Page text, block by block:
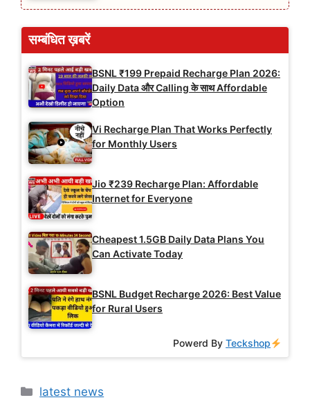
सम्बंधित ख़बरें
BSNL ₹199 Prepaid Recharge Plan 2026:
Daily Data और Calling के साथ Affordable
Option
Vi Recharge Plan That Works Perfectly
for Monthly Users
Jio ₹239 Recharge Plan: Affordable
Internet for Everyone
Cheapest 1.5GB Daily Data Plans You
Can Activate Today
BSNL Budget Recharge 2026: Best Value
for Rural Users
Powerd ByTeckshop
Categories
latest news